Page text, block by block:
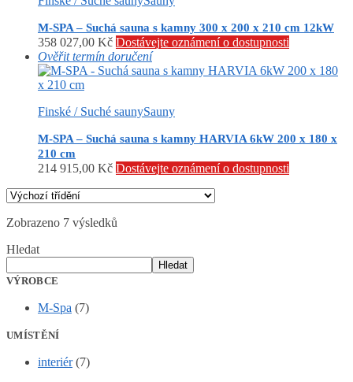
M-SPA – Suchá sauna s kamny 300 x 200 x 210 cm 12kW
358 027,00 Kč Dostávejte oznámení o dostupnosti
Ověřit termín doručení
Finské / Suché saunySauny
M-SPA – Suchá sauna s kamny HARVIA 6kW 200 x 180 x
210 cm
214 915,00 Kč Dostávejte oznámení o dostupnosti
Zobrazeno 7 výsledků
Hledat
Hledat
VÝROBCE
M-Spa (7)
UMÍSTĚNÍ
interiér (7)